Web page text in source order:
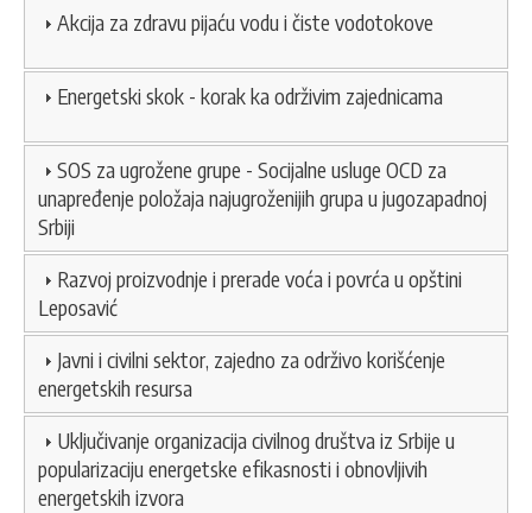
Akcija za zdravu pijaću vodu i čiste vodotokove
Energetski skok - korak ka održivim zajednicama
SOS za ugrožene grupe - Socijalne usluge OCD za
unapređenje položaja najugroženijih grupa u jugozapadnoj
Srbiji
Razvoj proizvodnje i prerade voća i povrća u opštini
Leposavić
Javni i civilni sektor, zajedno za održivo korišćenje
energetskih resursa
Uključivanje organizacija civilnog društva iz Srbije u
popularizaciju energetske efikasnosti i obnovljivih
energetskih izvora